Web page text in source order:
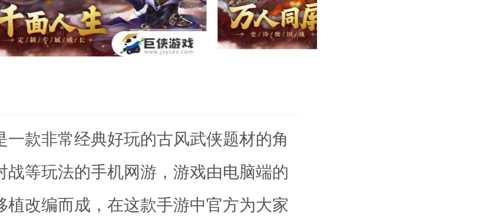
一款非常经典好玩的古风武侠题材的角
战等玩法的手机网游，游戏由电脑端的
植改编而成，在这款手游中官方为大家